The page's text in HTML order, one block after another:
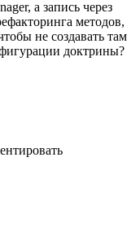
а запись через
методов,
не создавать там
доктрины?